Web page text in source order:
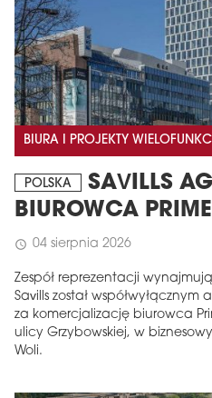
BIURA I PROJEKTY
POLSKA
SAVILLS
BIUROWCA
schedule 04 sierpnia 2026
Zespół reprezentacji
Savills został
za komercjalizację biurowca
ulicy Grzybowskiej, w
Woli.